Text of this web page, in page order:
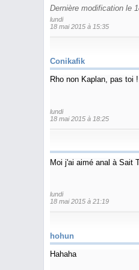
Dernière modification le
lundi
18 mai 2015 à 15:35
Conikafik
Rho non Kaplan, pas toi !
lundi
18 mai 2015 à 18:25
Moi j'ai aimé anal à Sait
lundi
18 mai 2015 à 21:19
hohun
Hahaha